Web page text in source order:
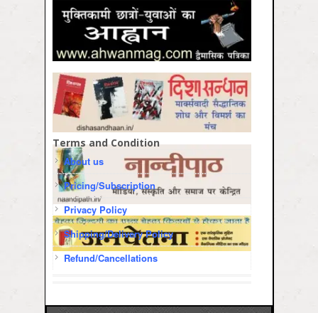
Terms and Condition
About us
Pricing/Subscription
Privacy Policy
Shipping/Delivery Policy
Refund/Cancellations